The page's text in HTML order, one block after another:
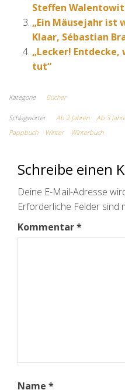
Steffen
„Ein Mäusejahr ist
Klaar, Sébastian
„Lecker!
tut“
Kategorie Bücher
Schlagwörter Ab 2 Jahren Ab 3
Pappbuch
Winter Winterbuch
Schreibe einen
Deine E-Mail-Adresse
Erforderliche Felder sind
Kommentar*
Name *